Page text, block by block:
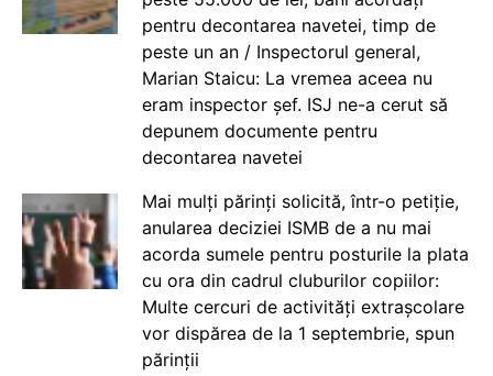
pentru decontarea navetei, timp de
peste un an / Inspectorul general,
Marian Staicu: La vremea aceea nu
eram inspector șef. ISJ ne-a cerut să
depunem documente pentru
decontarea navetei
Mai mulți părinți solicită, într-o petiție,
anularea deciziei ISMB de a nu mai
acorda sumele pentru posturile la plata
cu ora din cadrul cluburilor copiilor:
Multe cercuri de activități extrașcolare
vor dispărea de la 1 septembrie, spun
părinții